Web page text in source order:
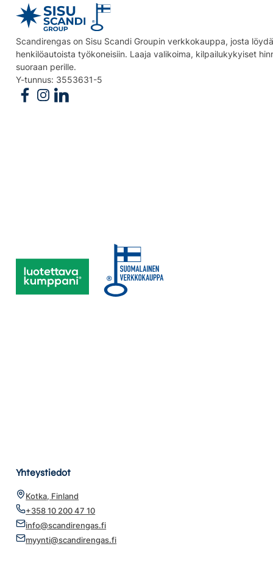
Scandirengas on Sisu Scandi Groupin verkkokauppa, josta
henkilöautoista työkoneisiin. Laaja valikoima, kilpailukykyiset
suoraan perille.
Y-tunnus: 3553631-5
Follow us on Facebook
Follow us on Instagram
Follow us on Linkedin
Yhteystiedot
Kotka, Finland
+358 10 200 47 10
info@scandirengas.fi
myynti@scandirengas.fi